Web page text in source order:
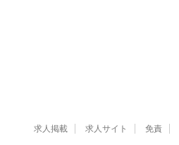
求人掲載 求人サイト 免責